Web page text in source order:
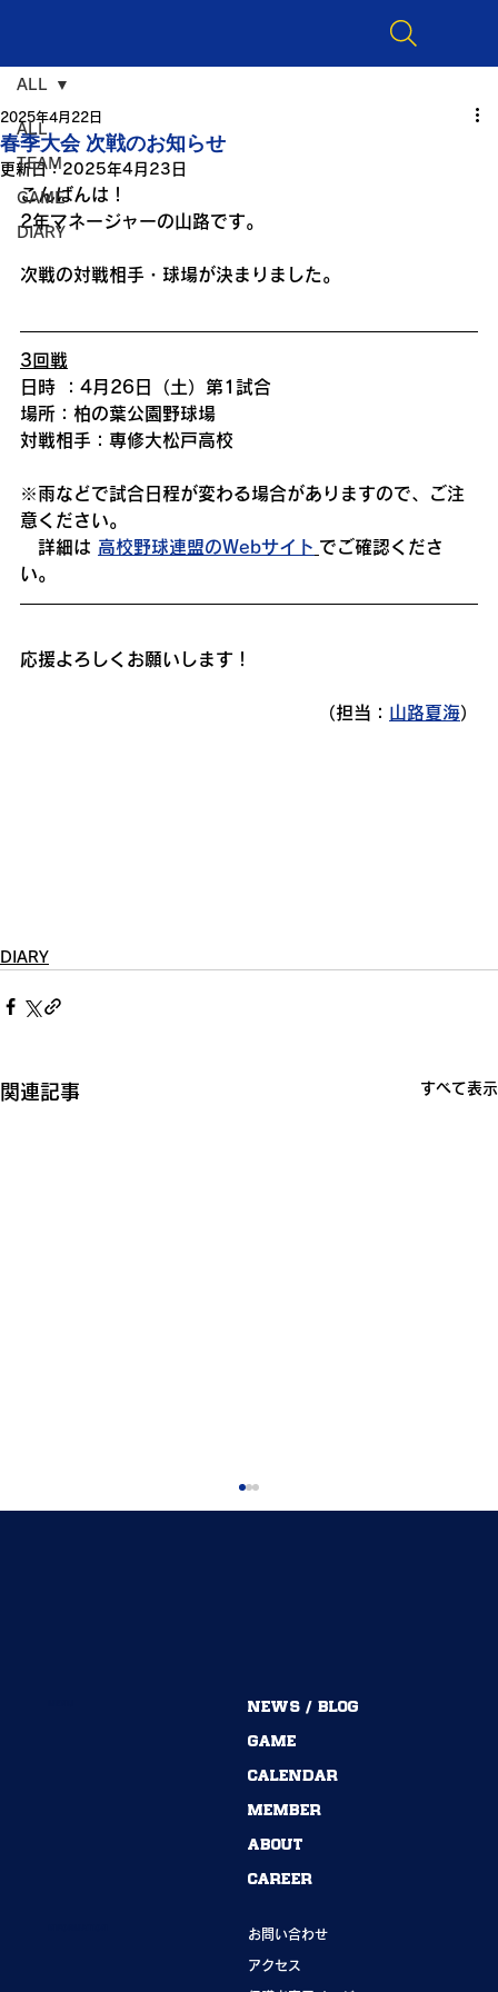
ALL
TEAM
GAME
DIARY
ALL
春季大会 次戦のお知らせ
2025年4月22日
更新日：2025年4月23日
こんばんは！
2年マネージャーの山路です。
次戦の対戦相手・球場が決まりました。
3回戦
日時 ：4月26日（土）第1試合
場所：柏の葉公園野球場
対戦相手：専修大松戸高校
※雨などで試合日程が変わる場合がありますので、ご注
意ください。
詳細は 高校野球連盟のWebサイト でご確認くださ
い。
応援よろしくお願いします！
（担当： 山路夏海）
DIARY
関連記事 すべて表示
54期→55期｜ありがとうございました！
お問い合わせ
アクセス
NEWS / BLOG
GAME
CALENDAR
MEMBER
ABOUT
CAREER